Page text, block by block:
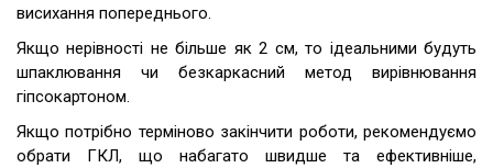
висихання попереднього.
Якщо нерівності не більше як 2 см, то ідеальними будуть
шпаклювання чи безкаркасний метод вирівнювання
гіпсокартоном.
Якщо потрібно терміново закінчити роботи, рекомендуємо
обрати ГКЛ, що набагато швидше та ефективніше,